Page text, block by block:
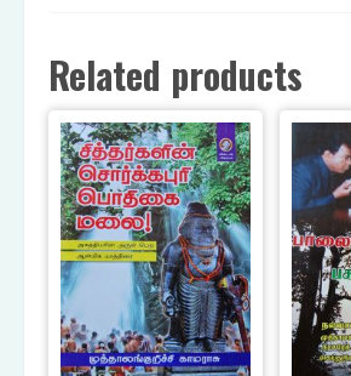
Related products